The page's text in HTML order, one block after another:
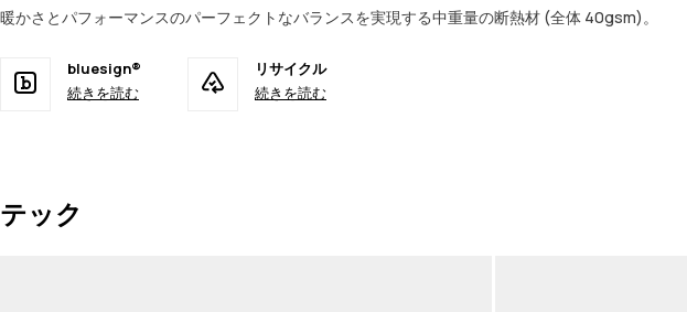
暖かさとパフォーマンスのパーフェクトなバランスを実現する中重量の断熱材 (全体 40gsm)。
bluesign®
続きを読む
リサイクル
続きを読む
テック